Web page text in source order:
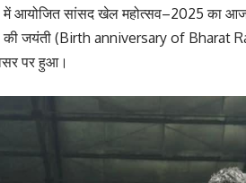
सांसद खेल महोत्सव–2025 का आज
की जयंती (Birth anniversary of
पर हुआ।